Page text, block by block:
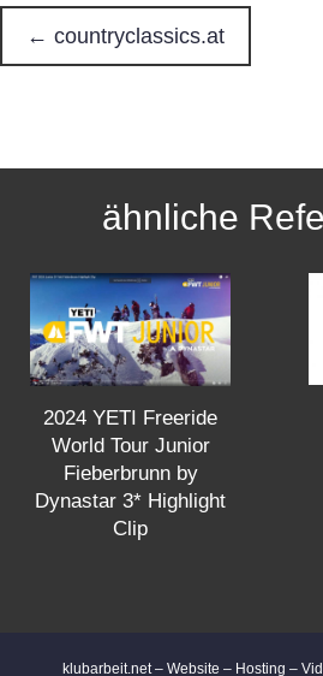
P
s
← countryclassics.at
ähnliche
2024 YETI Freeride
World Tour Junior
Fieberbrunn by
Dynastar 3* Highlight
Clip
klubarbeit.net – Website – Hosting –